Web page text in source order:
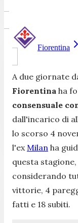
Fiorentina
A due giornate
Fiorentina ha
consensuale
dall'incarico di
lo scorso 4
l'ex Milan ha
questa
considerando
vittorie, 4
fatti e 18 subiti.